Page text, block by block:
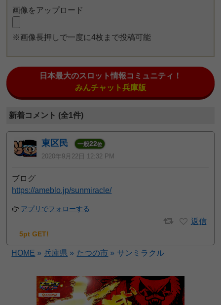
画像をアップロード
※画像長押しで一度に4枚まで投稿可能
日本最大のスロット情報コミュニティ！
みんチャット兵庫版
新着コメント (全1件)
東区民 一般22位
2020年9月22日 12:32 PM
ブログ
https://ameblo.jp/sunmiracle/
アプリでフォローする
返信
5pt GET!
HOME » 兵庫県 » たつの市 » サンミラクル